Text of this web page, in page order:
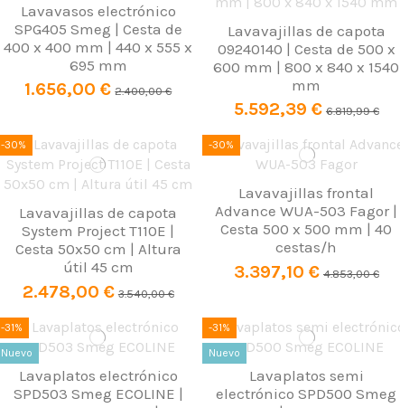
Lavavasos electrónico
SPG405 Smeg | Cesta de
400 x 400 mm | 440 x 555 x
695 mm
1.656,00 € 2.400,00 €
Lavavajillas de capota
09240140 | Cesta de 500 x
600 mm | 800 x 840 x 1540
mm
5.592,39 € 6.819,99 €
-30%
Lavavajillas de capota
System Project T110E |
Cesta 50x50 cm | Altura
útil 45 cm
2.478,00 € 3.540,00 €
-30%
Lavavajillas frontal
Advance WUA-503 Fagor |
Cesta 500 x 500 mm | 40
cestas/h
3.397,10 € 4.853,00 €
-31%
Nuevo
Lavaplatos electrónico
SPD503 Smeg ECOLINE |
-31%
Nuevo
Lavaplatos semi
electrónico SPD500 Smeg